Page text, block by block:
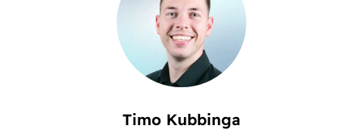
Timo Kubbinga